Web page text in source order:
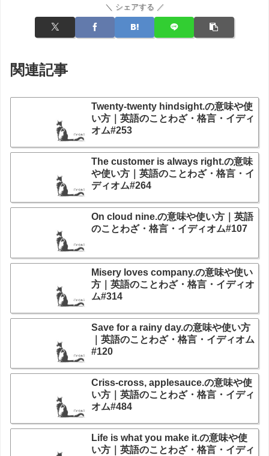
＼ シェアする ／
関連記事
Twenty-twenty hindsight.の意味や使
い方｜英語のことわざ・格言・イディ
オム#253
The customer is always right.の意味
や使い方｜英語のことわざ・格言・イ
ディオム#264
On cloud nine.の意味や使い方｜英語
のことわざ・格言・イディオム#107
Misery loves company.の意味や使い
方｜英語のことわざ・格言・イディオ
ム#314
Save for a rainy day.の意味や使い方
｜英語のことわざ・格言・イディオム
#120
Criss-cross, applesauce.の意味や使
い方｜英語のことわざ・格言・イディ
オム#484
Life is what you make it.の意味や使
い方｜英語のことわざ・格言・イディ